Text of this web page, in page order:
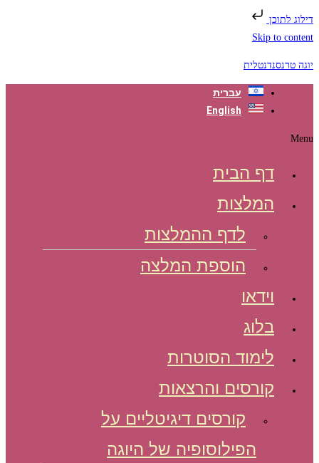
דילוג לתוכן
Skip to content
יוגה טרנסנדנטלית
עברית
English
Menu
דף הבית
המלצות
לדף ההמלצות
הוספת המלצה
וידאו
בלוג
לימוד הסוטרות
קורסים והרצאות
קורסים דיגיטליים על
הפילוסופיה של היוגה